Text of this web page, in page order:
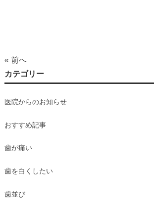
« 前へ
カテゴリー
医院からのお知らせ
おすすめ記事
歯が痛い
歯を白くしたい
歯並び